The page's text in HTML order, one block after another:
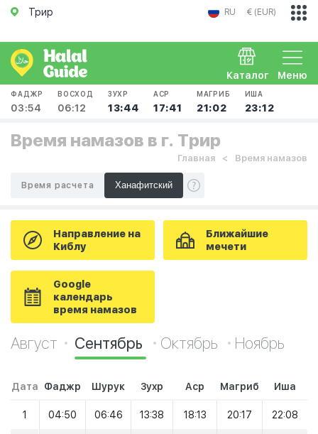
Трир RU € (EUR)
Меню
Каталог
ФАДЖР
03:54
ВОСХОД
06:12
ЗУХР
13:44
АСР
17:41
МАГРИБ
21:02
ИША
23:12
Время намазов в г. Трир
Главная Время намазов
Время расчета
Направление на
Киблу
Ближайшие
мечети
Google
календарь
время намазов
Август Сентябрь Октябрь Ноябрь
Дата Фаджр Шурук Зухр Аср Магриб Иша
1 04:50 06:46 13:38 18:13 20:17 22:08